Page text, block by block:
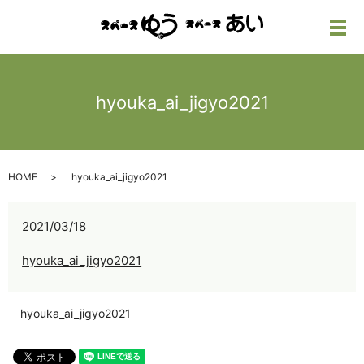
メ
hyouka_ai_jigyo2021
HOME hyouka_ai_jigyo2021
2021/03/18
hyouka_ai_jigyo2021
hyouka_ai_jigyo2021